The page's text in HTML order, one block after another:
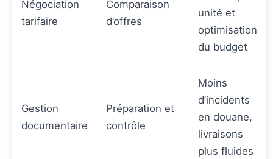
Négociation
tarifaire
Comparaison
d’offres
unité et
optimisation
du budget
Gestion
documentaire
Préparation et
contrôle
Moins
d’incidents
en douane,
livraisons
plus fluides